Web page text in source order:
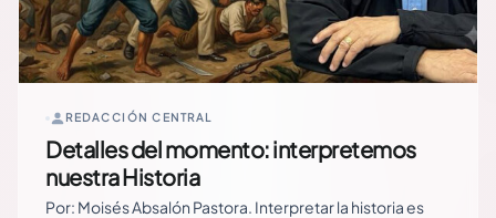
REDACCIÓN CENTRAL
Detalles del momento: interpretemos
nuestra Historia
Por: Moisés Absalón Pastora. Interpretar la historia es